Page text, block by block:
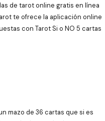
de tarot online gratis en línea
te ofrece la aplicación online
con Tarot Si o NO 5 cartas
mazo de 36 cartas que si es